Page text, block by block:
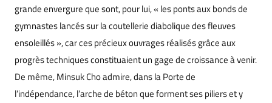
grande envergure que sont, pour lui, « les ponts aux bonds de
gymnastes lancés sur la coutellerie diabolique des fleuves
ensoleillés », car ces précieux ouvrages réalisés grâce aux
progrès techniques constituaient un gage de croissance à venir.
De même, Minsuk Cho admire, dans la Porte de
l’indépendance, l’arche de béton que forment ses piliers et y